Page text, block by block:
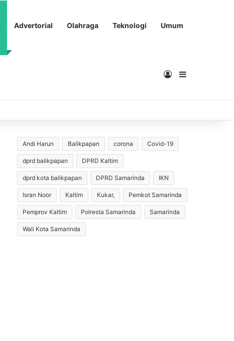
Advertorial Olahraga Teknologi Umum
MasukSidebar
Andi Harun Balikpapan corona Covid-19
dprd balikpapan DPRD Kaltim
dprd kota balikpapan DPRD Samarinda IKN
Isran Noor Kaltim Kukar, Pemkot Samarinda
Pemprov Kaltim Polresta Samarinda Samarinda
Wali Kota Samarinda